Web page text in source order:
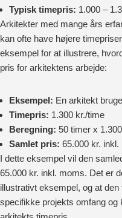
Typisk timepris: 1.000 –
Arkitekter med mange års
kan ofte have højere
eksempel for at illustrere,
pris for arkitektens arbejde:
Eksempel: En arkitekt
Timepris: 1.300 kr./time
Beregning: 50 timer x
Samlet pris: 65.000 kr. inkl.
I dette eksempel vil den
65.000 kr. inkl. moms. Det er
illustrativt eksempel, og at
specifikke projekts omfang